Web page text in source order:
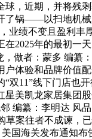
，近期，并将
锅——以扫地机
业绩不变且盈利
2025年的最初
做者：蒙多 编纂
体验和品牌价值
双11”线下门店
美凯龙家居集
编纂：李明达
案往者不成谏
国海关发布通知